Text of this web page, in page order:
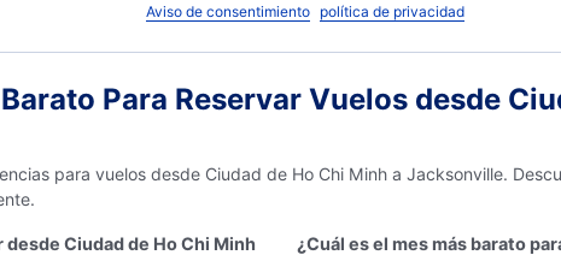
Aviso de consentimiento política de privacidad
Para Reservar Vuelos desde
para vuelos desde Ciudad de Ho Chi Minh a Jacksonville.
desde Ciudad de Ho Chi Minh
¿Cuál es el mes más barato